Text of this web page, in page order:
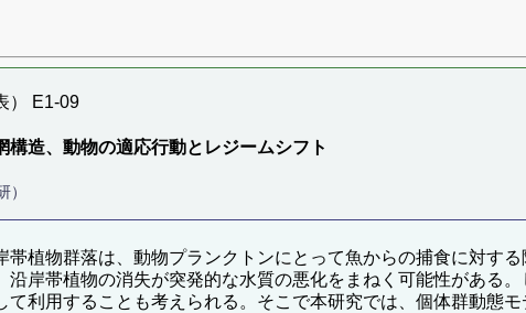
） E1-09
構造、動物の適応行動とレジームシフト
）
帯植物群落は、動物プランクトンにとって魚からの捕食に対す
沿岸帯植物の消失が突発的な水質の悪化をまねく可能性がある
て利用することも考えられる。そこで本研究では、個体群動態